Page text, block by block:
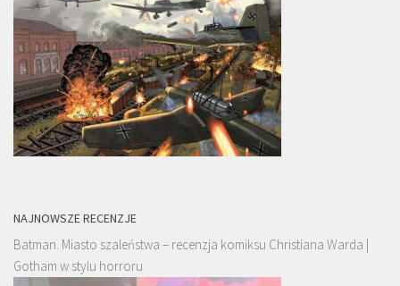
NAJNOWSZE RECENZJE
Batman. Miasto szaleństwa – recenzja komiksu Christiana Warda |
Gotham w stylu horroru